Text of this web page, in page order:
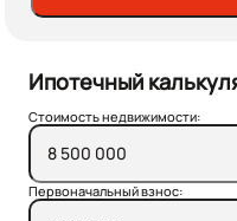
Ипотечный
Стоимость недвижимости:
Первоначальный взнос: